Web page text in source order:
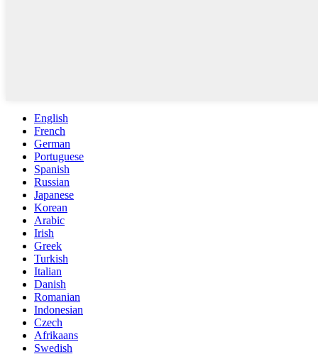
English
French
German
Portuguese
Spanish
Russian
Japanese
Korean
Arabic
Irish
Greek
Turkish
Italian
Danish
Romanian
Indonesian
Czech
Afrikaans
Swedish